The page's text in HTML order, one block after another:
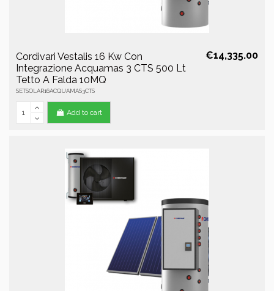
Cordivari Vestalis 16 Kw Con
Integrazione Acquamas 3 CTS 500 Lt
Tetto A Falda 10MQ
SETSOLAR16ACQUAMAS3CTS
€14,335.00
Add to cart